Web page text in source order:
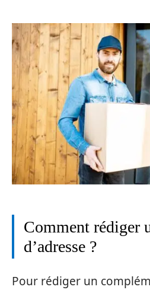
Comment rédiger
d’adresse ?
Pour rédiger un